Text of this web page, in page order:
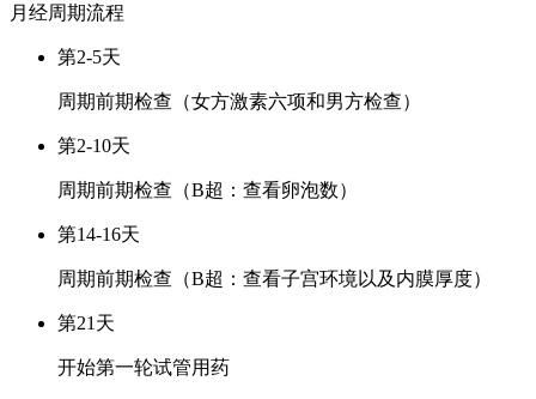
月经周期流程
第2-5天
周期前期检查（女方激素六项和男方检查）
第2-10天
周期前期检查（B超：查看卵泡数）
第14-16天
周期前期检查（B超：查看子宫环境以及内膜厚度）
第21天
开始第一轮试管用药